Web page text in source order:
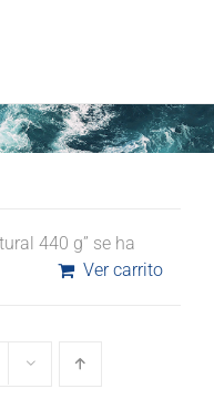
440 g” se ha
Ver carrito